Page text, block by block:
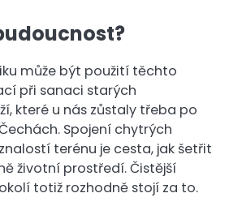
může být použití těchto
při sanaci starých
které u nás zůstaly třeba po
Spojení chytrých
terénu je cesta, jak šetřit
životní prostředí. Čistější
totiž rozhodně stojí za to.